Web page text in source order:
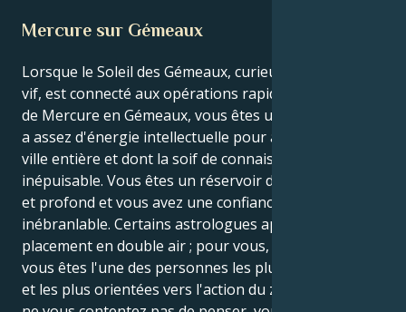
Mercure sur Gémeaux
Lorsque le Soleil des Gémeaux, curieux et à l'esprit
vif, est connecté aux opérations rapides du territoire
de Mercure en Gémeaux, vous êtes une personne qui
a assez d'énergie intellectuelle pour alimenter une
ville entière et dont la soif de connaissances semble
inépuisable. Vous êtes un réservoir d'idées prolifique
et profond et vous avez une confiance en vous
inébranlable. Certains astrologues appellent cela un
placement en double air ; pour vous, cela signifie que
vous êtes l'une des personnes les plus concentrées
et les plus orientées vers l'action du zodiaque. Vous